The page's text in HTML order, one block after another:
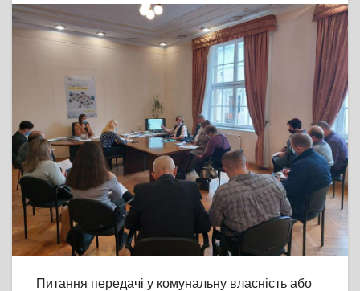
Питання передачі у комунальну власність або